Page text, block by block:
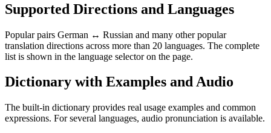
Supported Directions and Languages
Popular pairs German ↔ Russian and many other popular
translation directions across more than 20 languages. The complete
list is shown in the language selector on the page.
Dictionary with Examples and Audio
The built-in dictionary provides real usage examples and common
expressions. For several languages, audio pronunciation is available.